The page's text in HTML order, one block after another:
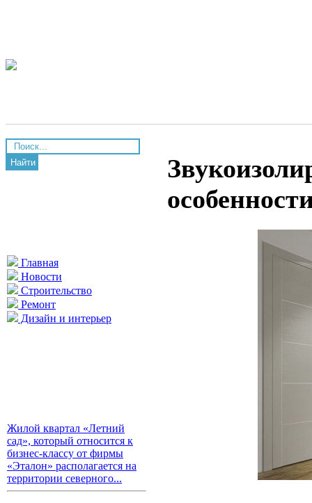
Найти
Главная
Новости
Строительство
Ремонт
Дизайн и интерьер
Жилой квартал «Летний
сад», который относится к
бизнес-классу от фирмы
«Эталон» располагается на
территории северного...